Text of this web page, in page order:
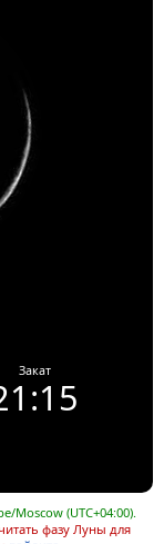
Закат
Moscow (UTC+04:00).
фазу Луны для